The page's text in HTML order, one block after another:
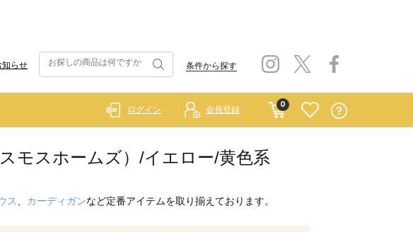
知らせ 条件から探す
0
ログイン 会員登録
モスホームズ）/イエロー/黄色系
ス カーディガンなど定番アイテムを取り揃えております。